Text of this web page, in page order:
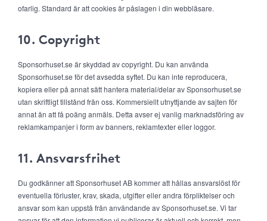
ofarlig. Standard är att cookies är påslagen i din webbläsare.
10. Copyright
Sponsorhuset.se är skyddad av copyright. Du kan använda
Sponsorhuset.se för det avsedda syftet. Du kan inte reproducera,
kopiera eller på annat sätt hantera material/delar av Sponsorhuset.se
utan skriftligt tillstånd från oss. Kommersiellt utnyttjande av sajten för
annat än att få poäng anmäls. Detta avser ej vanlig marknadsföring av
reklamkampanjer i form av banners, reklamtexter eller loggor.
11. Ansvarsfrihet
Du godkänner att Sponsorhuset AB kommer att hållas ansvarslöst för
eventuella förluster, krav, skada, utgifter eller andra förpliktelser och
ansvar som kan uppstå från användande av Sponsorhuset.se. Vi tar